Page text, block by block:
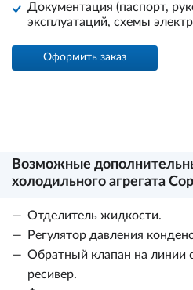
Документация (паспорт,
эксплуатаций, схемы
Оформить заказ
Возможные
холодильного агрегата
Отделитель жидкости.
Регулятор давления
Обратный клапан на линии
ресивер.